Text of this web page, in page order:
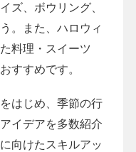
ズ、ボウリング、
。また、ハロウィ
料理・スイーツ
すすめです。
はじめ、季節の行
イデアを多数紹介
向けたスキルアッ